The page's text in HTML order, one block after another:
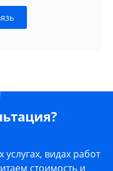
видах работ
стоимость и